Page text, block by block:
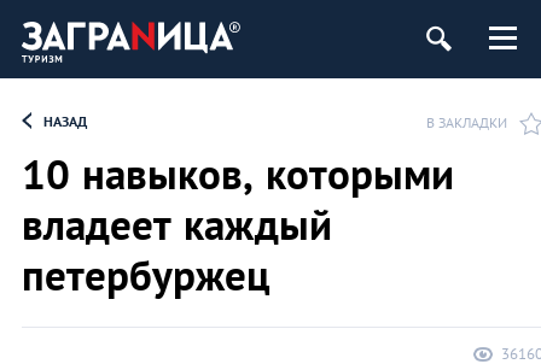
НАЗАД В ЗАКЛАДКИ
10 навыков, которыми
владеет каждый
петербуржец